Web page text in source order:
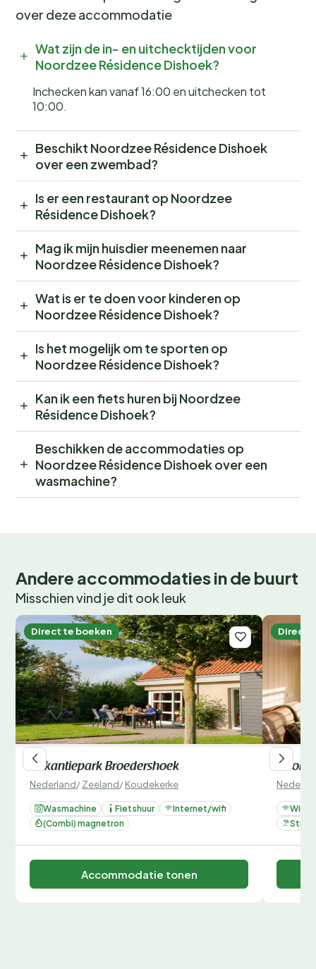
over deze accommodatie
Wat zijn de in- en uitchecktijden voor
Noordzee Résidence Dishoek?
Inchecken kan vanaf 16:00 en uitchecken tot
10:00.
Beschikt Noordzee Résidence Dishoek
over een zwembad?
Is er een restaurant op Noordzee
Résidence Dishoek?
Mag ik mijn huisdier meenemen naar
Noordzee Résidence Dishoek?
Wat is er te doen voor kinderen op
Noordzee Résidence Dishoek?
Is het mogelijk om te sporten op
Noordzee Résidence Dishoek?
Kan ik een fiets huren bij Noordzee
Résidence Dishoek?
Beschikken de accommodaties op
Noordzee Résidence Dishoek over een
wasmachine?
Andere accommodaties in de buurt
Misschien vind je dit ook leuk
Direct te boeken
Vakantiepark Broedershoek
Nederland/Zeeland/Koudekerke
Wasmachine Fietshuur
Internet/wifi
(Combi) magnetron
Accommodatie tonen
Direct
Wifi